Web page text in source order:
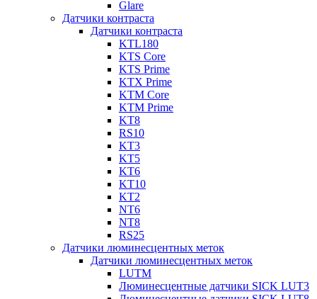
Glare
Датчики контраста
Датчики контраста
KTL180
KTS Core
KTS Prime
KTX Prime
KTM Core
KTM Prime
KT8
RS10
KT3
KT5
KT6
KT10
KT2
NT6
NT8
RS25
Датчики люминесцентных меток
Датчики люминесцентных меток
LUTM
Люминесцентные датчики SICK LUT3